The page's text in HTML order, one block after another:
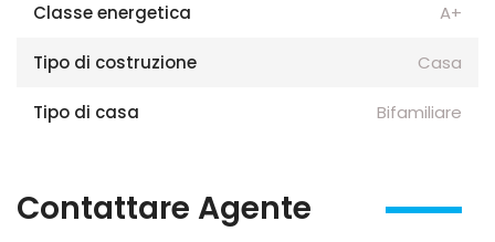
Classe energetica A+
Tipo di costruzione Casa
Tipo di casa Bifamiliare
Contattare Agente